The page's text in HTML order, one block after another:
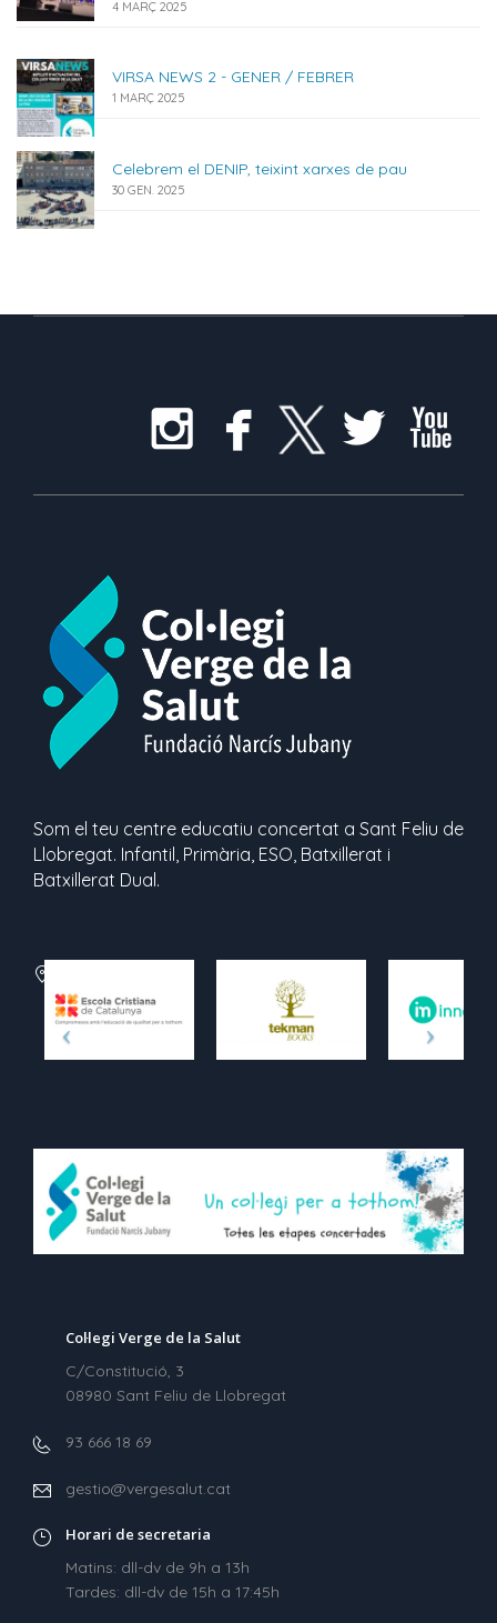
4 MARÇ 2025
VIRSA NEWS 2 - GENER / FEBRER
1 MARÇ 2025
Celebrem el DENIP, teixint xarxes de pau
30 GEN. 2025
Som el teu centre educatiu concertat a Sant Feliu de
Llobregat. Infantil, Primària, ESO, Batxillerat i
Batxillerat Dual.
Col·legi Verge de la Salut
C/Constitució, 3
08980 Sant Feliu de Llobregat
93 666 18 69
gestio@vergesalut.cat
Horari de secretaria
Matins: dll-dv de 9h a 13h
Tardes: dll-dv de 15h a 17:45h